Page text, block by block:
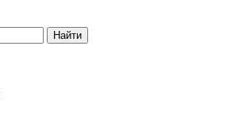
Найти